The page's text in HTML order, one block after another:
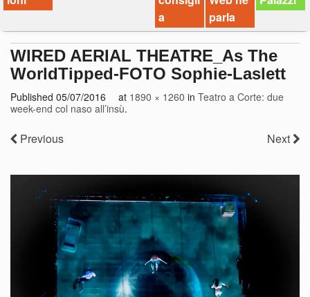
a
parla
WIRED AERIAL THEATRE_As The
WorldTipped-FOTO Sophie-Laslett
Published 05/07/2016 at 1890 × 1260 in Teatro a Corte: due
week-end col naso all’insù.
Previous Next